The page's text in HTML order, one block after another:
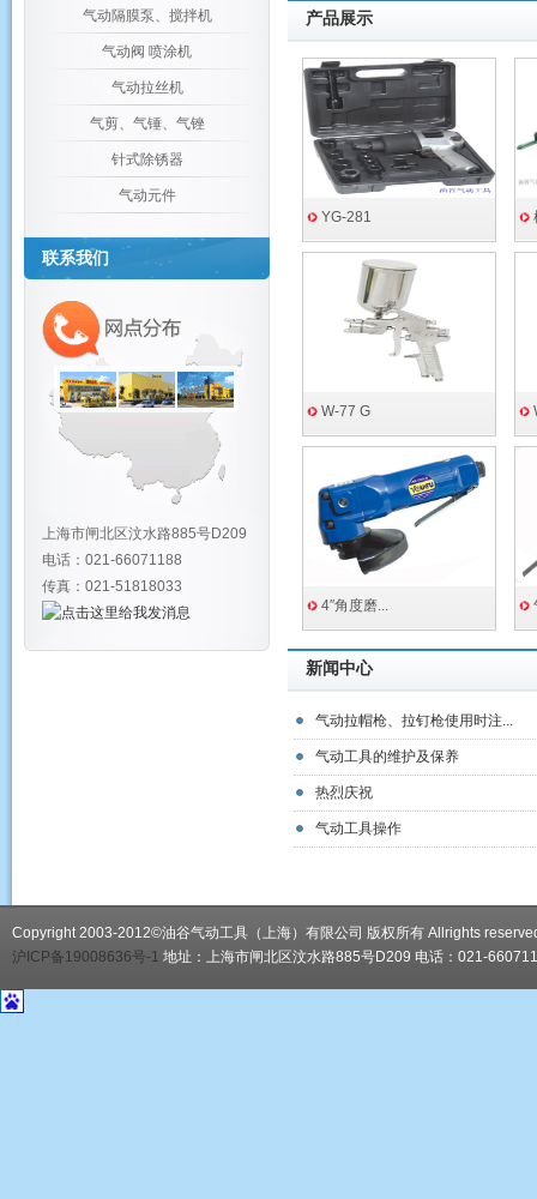
气动隔膜泵、搅拌机
气动阀 喷涂机
气动拉丝机
气剪、气锤、气锉
针式除锈器
气动元件
联系我们
上海市闸北区汶水路885号D209
电话：021-66071188
传真：021-51818033
产品展示
YG-281
W-77 G
4″角度磨...
新闻中心
气动拉帽枪、拉钉枪使用时注...
气动工具的维护及保养
热烈庆祝
气动工具操作
Copyright 2003-2012©油谷气动工具（上海）有限公司 版权所有 Allrights
沪ICP备19008636号-1 地址：上海市闸北区汶水路885号D209 电话：021-